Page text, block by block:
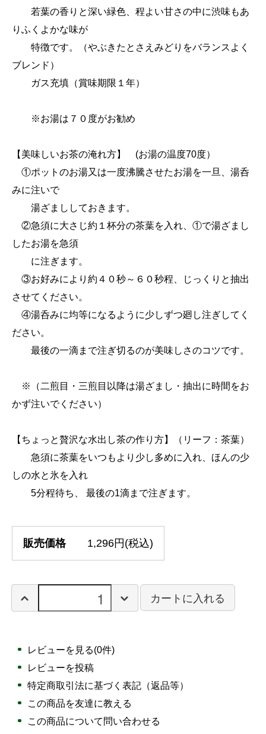
若葉の香りと深い緑色、程よい甘さの中に渋味もあ
りふくよかな味が
特徴です。（やぶきたとさえみどりをバランスよく
ブレンド）
ガス充填（賞味期限１年）
※お湯は７０度がお勧め
【美味しいお茶の淹れ方】 (お湯の温度70度）
①ポットのお湯又は一度沸騰させたお湯を一旦、湯呑
みに注いで
湯ざまししておきます。
②急須に大さじ約１杯分の茶葉を入れ、①で湯ざまし
したお湯を急須
に注ぎます。
③お好みにより約４０秒～６０秒程、じっくりと抽出
させてください。
④湯呑みに均等になるように少しずつ廻し注ぎしてく
ださい。
最後の一滴まで注ぎ切るのが美味しさのコツです。
※（二煎目・三煎目以降は湯ざまし・抽出に時間をお
かず注いでください）
【ちょっと贅沢な水出し茶の作り方】（リーフ：茶葉）
急須に茶葉をいつもより少し多めに入れ、ほんの少
しの水と氷を入れ
5分程待ち、 最後の1滴まで注ぎます。
販売価格 1,296円(税込)
カートに入れる
レビューを見る(0件)
レビューを投稿
特定商取引法に基づく表記（返品等）
この商品を友達に教える
この商品について問い合わせる